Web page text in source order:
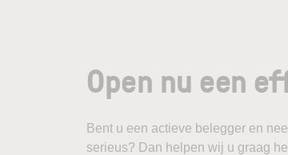
Open nu een
Bent u een actieve belegger en
serieus? Dan helpen wij u graag